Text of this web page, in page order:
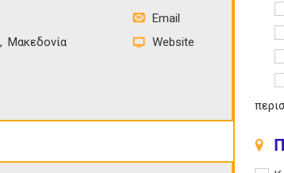
Μακεδονία
Email
Website